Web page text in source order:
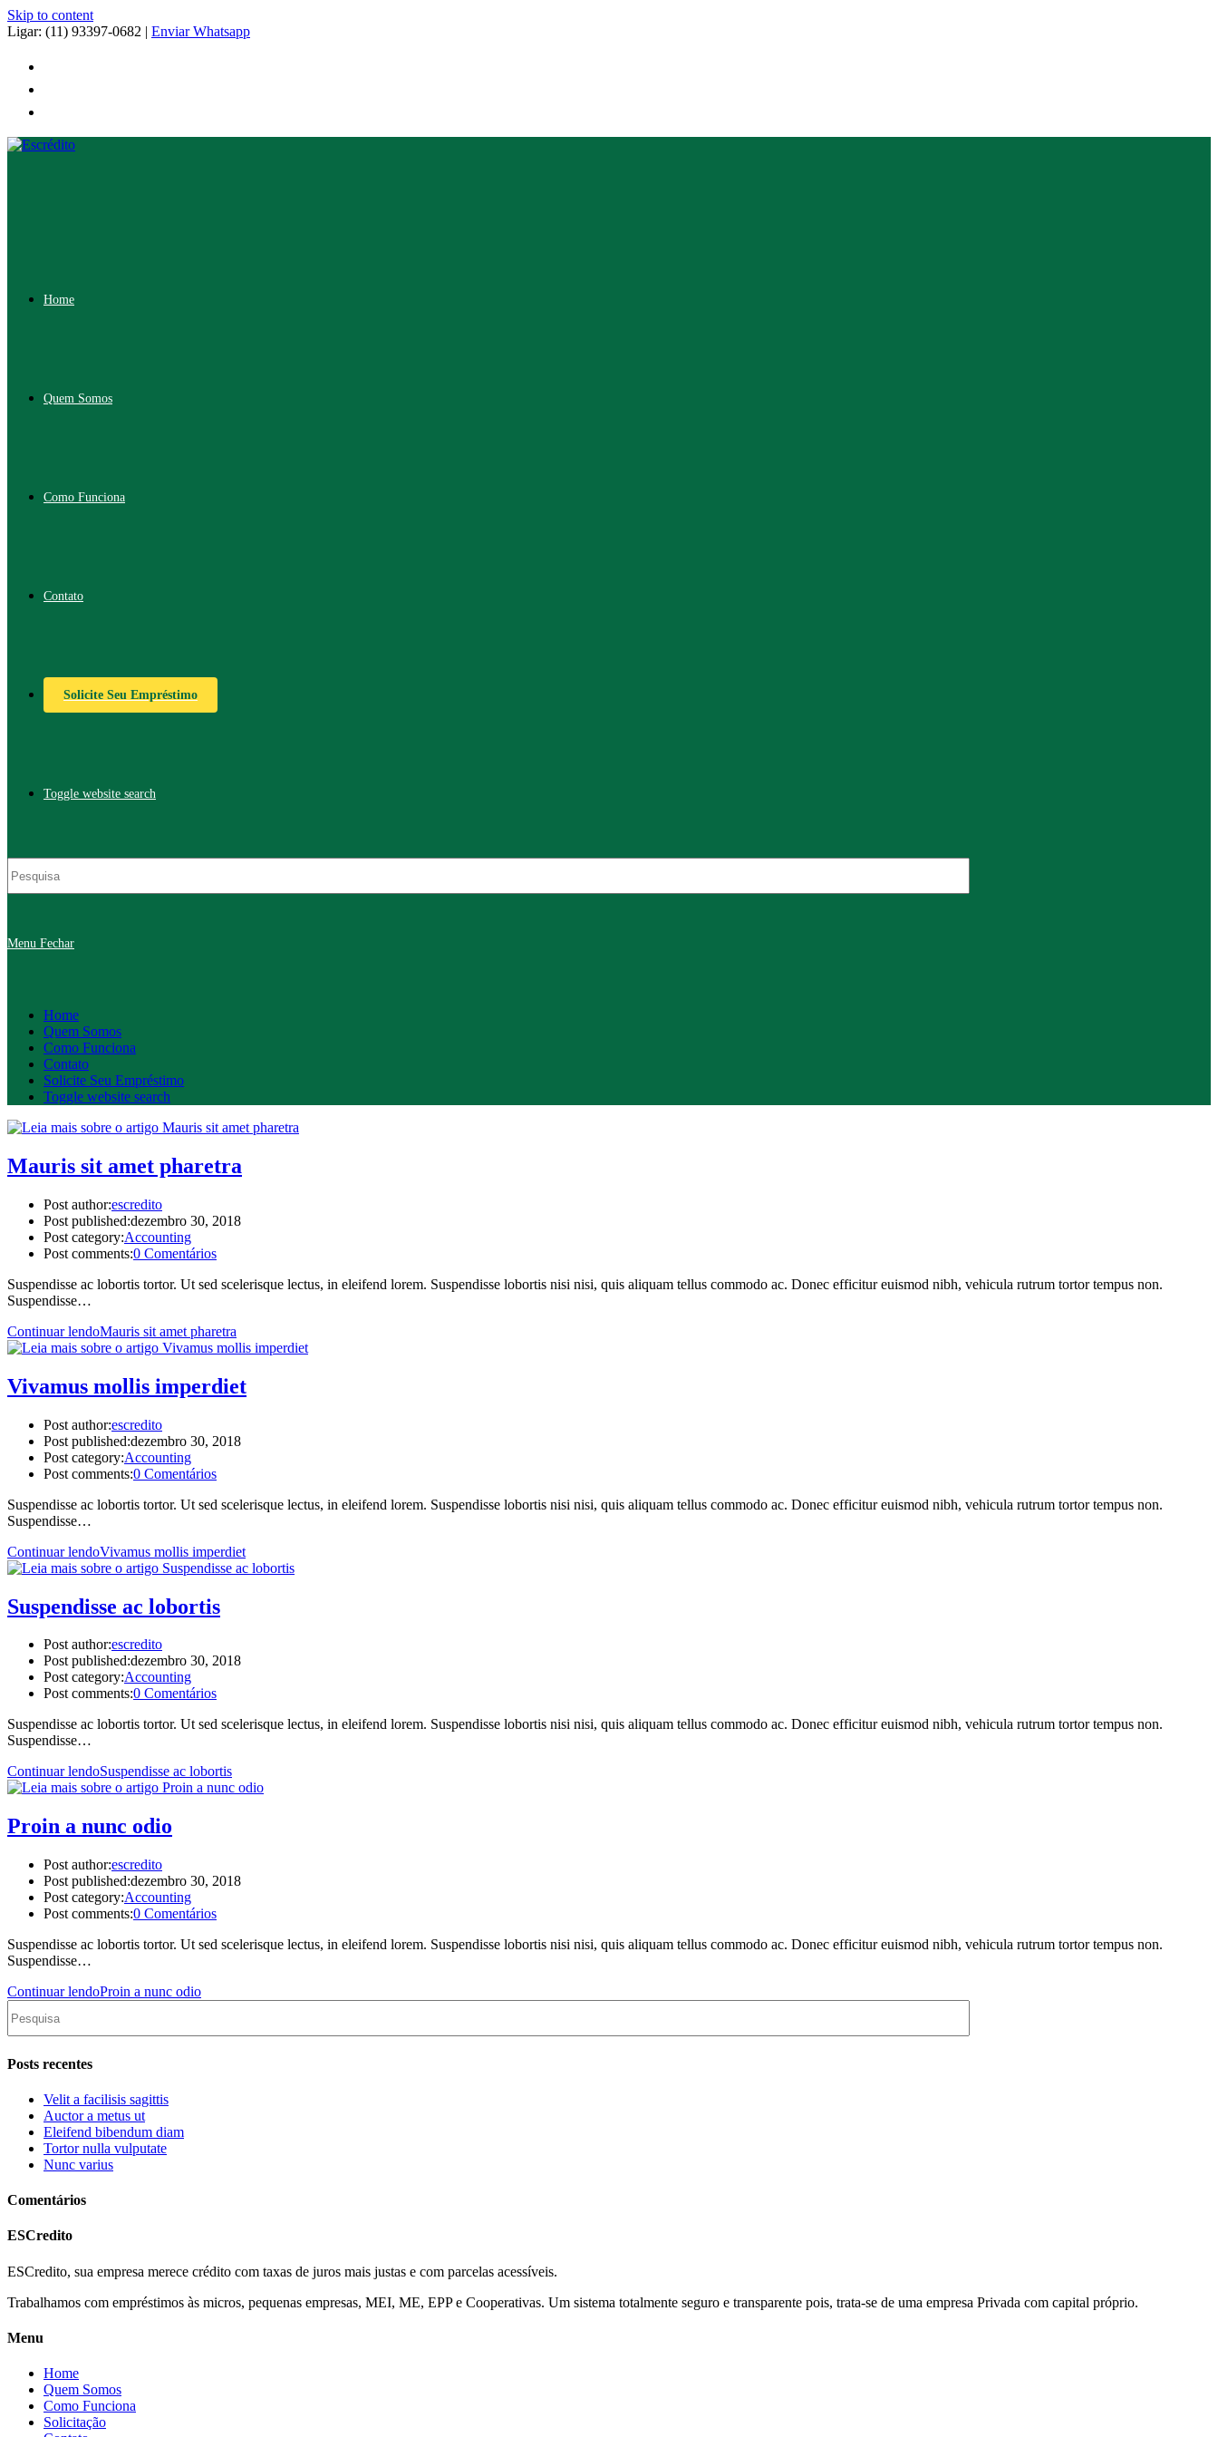
Skip to content
Ligar: (11) 93397-0682 | Enviar Whatsapp
Home
Quem Somos
Como Funciona
Contato
Solicite Seu Empréstimo
Toggle website search
Menu Fechar
Home
Quem Somos
Como Funciona
Contato
Solicite Seu Empréstimo
Toggle website search
Mauris sit amet pharetra
Post author:escredito
Post published:dezembro 30, 2018
Post category:Accounting
Post comments:0 Comentários
Suspendisse ac lobortis tortor. Ut sed scelerisque lectus, in eleifend lorem. Suspendisse lobortis nisi nisi, quis aliquam tellus commodo ac. Donec efficitur euismod nibh, vehicula rutrum tortor tempus non.
Suspendisse…
Continuar lendoMauris sit amet pharetra
Vivamus mollis imperdiet
Post author:escredito
Post published:dezembro 30, 2018
Post category:Accounting
Post comments:0 Comentários
Suspendisse ac lobortis tortor. Ut sed scelerisque lectus, in eleifend lorem. Suspendisse lobortis nisi nisi, quis aliquam tellus commodo ac. Donec efficitur euismod nibh, vehicula rutrum tortor tempus non.
Suspendisse…
Continuar lendoVivamus mollis imperdiet
Suspendisse ac lobortis
Post author:escredito
Post published:dezembro 30, 2018
Post category:Accounting
Post comments:0 Comentários
Suspendisse ac lobortis tortor. Ut sed scelerisque lectus, in eleifend lorem. Suspendisse lobortis nisi nisi, quis aliquam tellus commodo ac. Donec efficitur euismod nibh, vehicula rutrum tortor tempus non.
Suspendisse…
Continuar lendoSuspendisse ac lobortis
Proin a nunc odio
Post author:escredito
Post published:dezembro 30, 2018
Post category:Accounting
Post comments:0 Comentários
Suspendisse ac lobortis tortor. Ut sed scelerisque lectus, in eleifend lorem. Suspendisse lobortis nisi nisi, quis aliquam tellus commodo ac. Donec efficitur euismod nibh, vehicula rutrum tortor tempus non.
Suspendisse…
Continuar lendoProin a nunc odio
Posts recentes
Velit a facilisis sagittis
Auctor a metus ut
Eleifend bibendum diam
Tortor nulla vulputate
Nunc varius
Comentários
ESCredito
ESCredito, sua empresa merece crédito com taxas de juros mais justas e com parcelas acessíveis.
Trabalhamos com empréstimos às micros, pequenas empresas, MEI, ME, EPP e Cooperativas. Um sistema totalmente seguro e transparente pois, trata-se de uma empresa Privada com capital próprio.
Menu
Home
Quem Somos
Como Funciona
Solicitação